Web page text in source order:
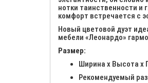
нотки таинственности и
комфорт встречается с
Новый цветовой дуэт
мебели «Леонардо»
Размер:
Ширина х Высота х
Рекомендуемый